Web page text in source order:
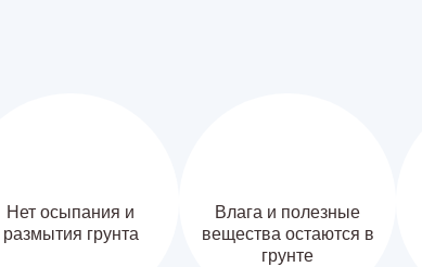
Нет осыпания и
размытия грунта
Влага и полезные
вещества остаются в
грунте